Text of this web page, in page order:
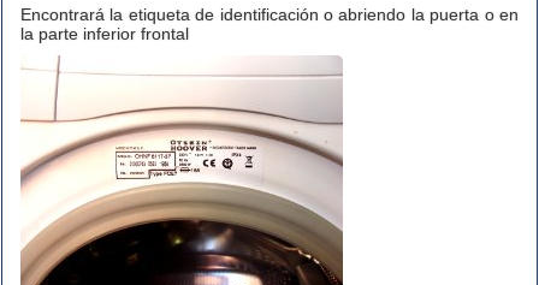
Encontrará la etiqueta de identificación o abriendo la puerta o en
la parte inferior frontal